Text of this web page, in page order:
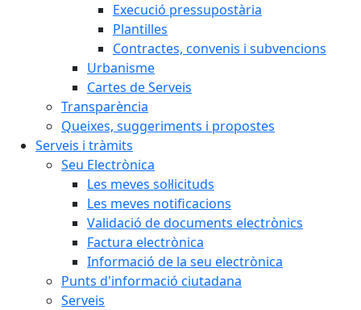
Execució pressupostària
Plantilles
Contractes, convenis i subvencions
Urbanisme
Cartes de Serveis
Transparència
Queixes, suggeriments i propostes
Serveis i tràmits
Seu Electrònica
Les meves sol·licituds
Les meves notificacions
Validació de documents electrònics
Factura electrònica
Informació de la seu electrònica
Punts d'informació ciutadana
Serveis